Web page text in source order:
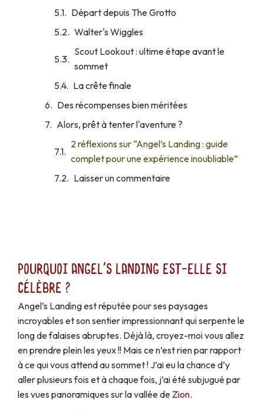
Départ depuis The Grotto
Walter's Wiggles
Scout Lookout : ultime étape avant le
sommet
La crête finale
Des récompenses bien méritées
Alors, prêt à tenter l'aventure ?
2 réflexions sur “Angel’s Landing : guide
complet pour une expérience inoubliable”
Laisser un commentaire
Pourquoi Angel's Landing est-elle si
célèbre ?
Angel’s Landing est réputée pour ses paysages
incroyables et son sentier impressionnant qui serpente le
long de falaises abruptes. Déjà là, croyez-moi vous allez
en prendre plein les yeux !! Mais ce n’est rien par rapport
à ce qui vous attend au sommet ! J’ai eu la chance d’y
aller plusieurs fois et à chaque fois, j’ai été subjugué par
les vues panoramiques sur la vallée de Zion.